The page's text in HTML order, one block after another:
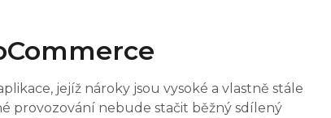
jejíž nároky jsou vysoké a vlastně stále
provozování nebude stačit běžný sdílený